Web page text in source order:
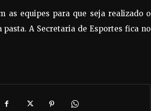
as equipes para que seja realizado o
pasta. A Secretaria de Esportes fica no